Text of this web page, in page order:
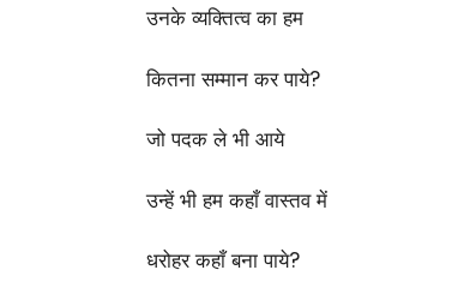
उनके व्यक्तित्व का हम
कितना सम्मान कर पाये?
जो पदक ले भी आये
उन्हें भी हम कहाँ वास्तव में
धरोहर कहाँ बना पाये?